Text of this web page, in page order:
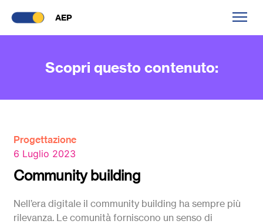
AEP
Scopri questo contenuto:
Progettazione
6 Luglio 2023
Community building
Nell’era digitale il community building ha sempre più
rilevanza. Le comunità forniscono un senso di